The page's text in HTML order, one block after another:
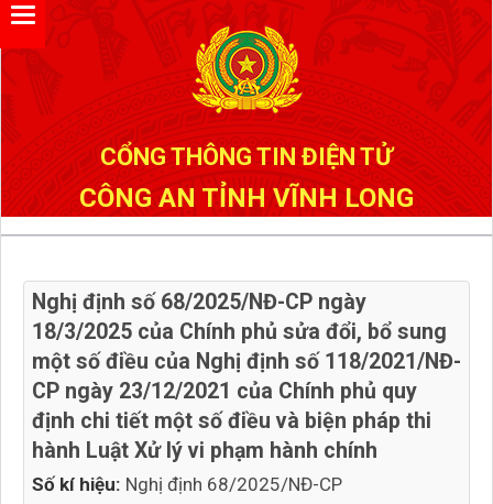
CỔNG THÔNG TIN ĐIỆN TỬ
CÔNG AN TỈNH VĨNH LONG
Số kí hiệu: Nghị định 68/2025/NĐ-CP
Nghị định số 68/2025/NĐ-CP ngày
18/3/2025 của Chính phủ sửa đổi, bổ sung
một số điều của Nghị định số 118/2021/NĐ-
CP ngày 23/12/2021 của Chính phủ quy
định chi tiết một số điều và biện pháp thi
hành Luật Xử lý vi phạm hành chính